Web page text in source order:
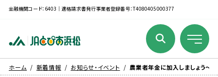
金融機関コード：6403｜適格請求書発行事業者登録番号：T4080405000377
ホーム 新着情報 お知らせ・イベント 農業者年金に加入しましょう～